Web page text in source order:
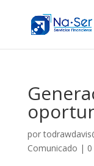
por
Comunicado |